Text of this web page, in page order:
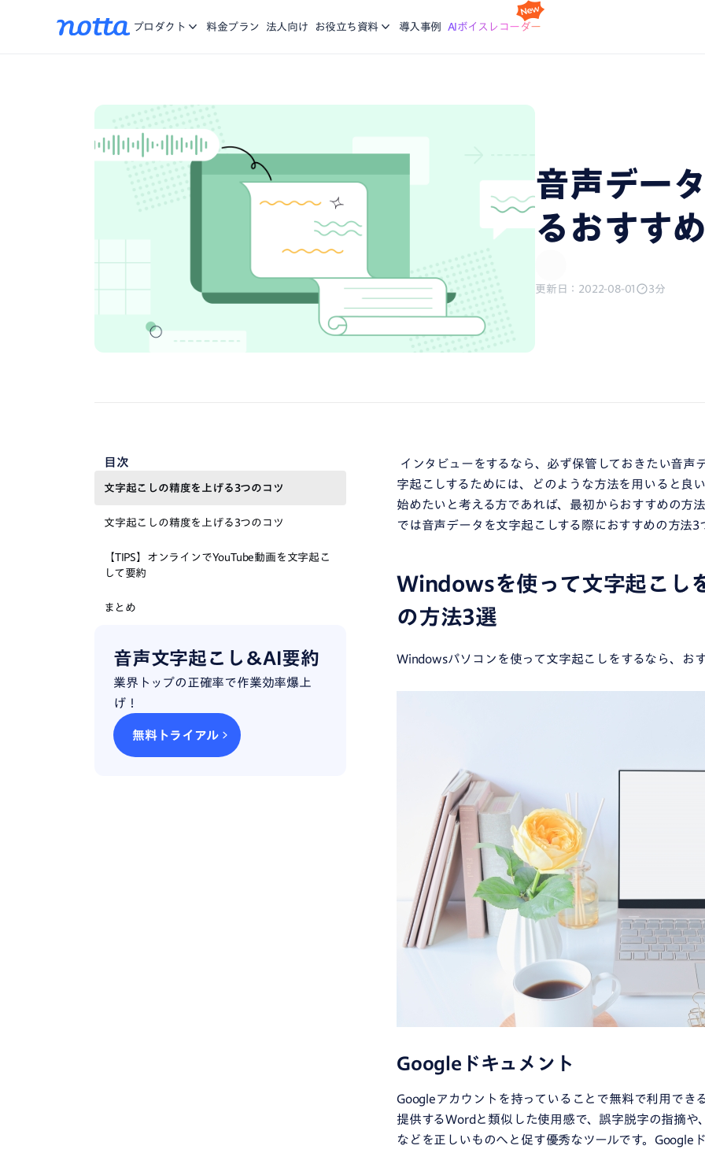
プロダクト
お問合せ iOS/Androidで使える文字起こしアプリ
営業特化AIエージェント
思考する時間を、あなたに。会議・データの整理分析はAIにお任せ
料金プラン 法人向け お役立ち資料
をご紹介。
Nottaの基本的な使い方について学ぶ。企業に向けた研修
コースも提供
導入事例 AIボイスレコーダー
音声デー
るおすす
更新日：2022-08-01 3分
目次
文字起こしの精度を上げる3つのコツ
文字起こしの精度を上げる3つのコツ
【TIPS】オンラインでYouTube動画を文字起こ
して要約
まとめ
音声文字起こし＆AI要約
業界トップの正確率で作業効率爆上
げ！
無料トライアル
インタビューをするなら、必ず保管しておきたい音声
字起こしするためには、どのような方法を用いると良
始めたいと考える方であれば、最初からおすすめの方
では音声データを文字起こしする際におすすめの方法3
Windowsを使って文字起こし
の方法3選
Windowsパソコンを使って文字起こしをするなら、お
Googleドキュメント
Googleアカウントを持っていることで無料で利用でき
提供するWordと類似した使用感で、誤字脱字の指摘
などを正しいものへと促す優秀なツールです。Google